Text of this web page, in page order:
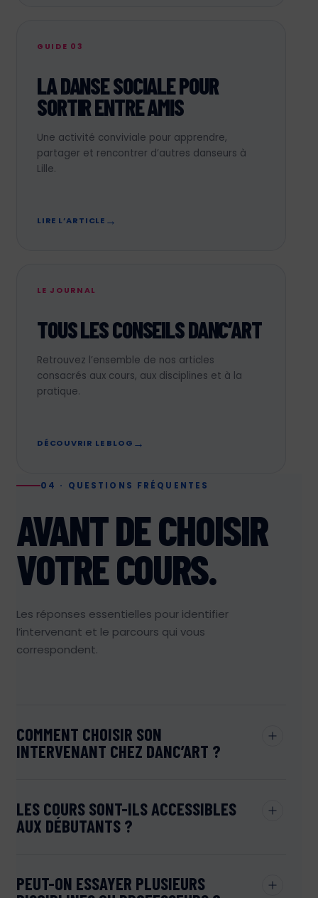
GUIDE 03
LA DANSE SOCIALE POUR
SORTIR ENTRE AMIS
Une activité conviviale pour apprendre,
partager et rencontrer d’autres danseurs à
Lille.
LIRE L’ARTICLE
LE JOURNAL
TOUS LES CONSEILS DANC’ART
Retrouvez l’ensemble de nos articles
consacrés aux cours, aux disciplines et à la
pratique.
DÉCOUVRIR LE BLOG
04 · QUESTIONS FRÉQUENTES
AVANT DE CHOISIR
VOTRE COURS.
Les réponses essentielles pour identifier
l’intervenant et le parcours qui vous
correspondent.
COMMENT CHOISIR SON
INTERVENANT CHEZ DANC’ART ?
consultez les créneaux. Le cours d’essai permet de
découvrir une pédagogie et une manière de
LES COURS SONT-ILS ACCESSIBLES
AUX DÉBUTANTS ?
Le niveau et le public sont indiqués dans le
PEUT-ON ESSAYER PLUSIEURS